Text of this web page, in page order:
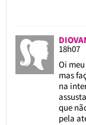
18h07
Oi
mas
na
que
pela